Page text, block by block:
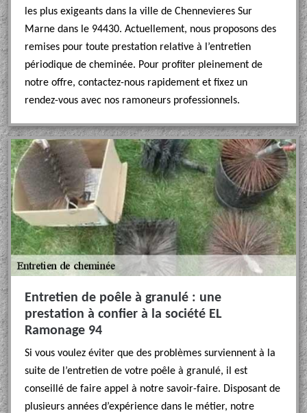
les plus exigeants dans la ville de Chennevieres Sur
Marne dans le 94430. Actuellement, nous proposons des
remises pour toute prestation relative à l’entretien
périodique de cheminée. Pour profiter pleinement de
notre offre, contactez-nous rapidement et fixez un
rendez-vous avec nos ramoneurs professionnels.
Entretien de poêle à granulé : une
prestation à confier à la société EL
Ramonage 94
Si vous voulez éviter que des problèmes surviennent à la
suite de l’entretien de votre poêle à granulé, il est
conseillé de faire appel à notre savoir-faire. Disposant de
plusieurs années d’expérience dans le métier, notre